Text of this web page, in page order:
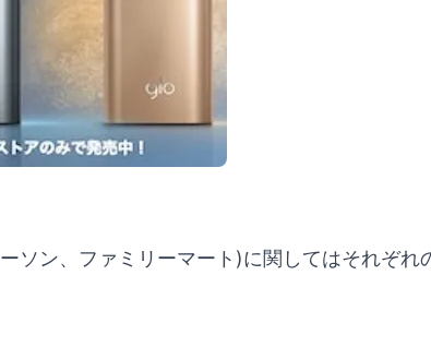
ソン、ファミリーマート)に関してはそれぞれ